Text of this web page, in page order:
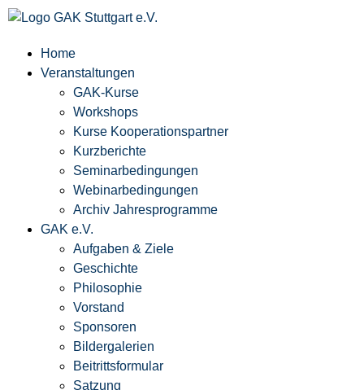
Home
Veranstaltungen
GAK-Kurse
Workshops
Kurse Kooperationspartner
Kurzberichte
Seminarbedingungen
Webinarbedingungen
Archiv Jahresprogramme
GAK e.V.
Aufgaben & Ziele
Geschichte
Philosophie
Vorstand
Sponsoren
Bildergalerien
Beitrittsformular
Satzung